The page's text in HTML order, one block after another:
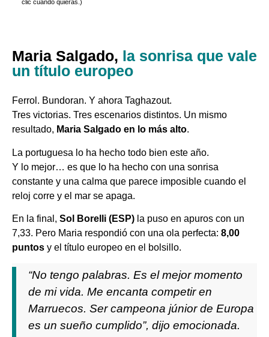
clic cuando quieras.)
Maria Salgado, la sonrisa que vale
un título europeo
Ferrol. Bundoran. Y ahora Taghazout.
Tres victorias. Tres escenarios distintos. Un mismo
resultado, Maria Salgado en lo más alto.
La portuguesa lo ha hecho todo bien este año.
Y lo mejor… es que lo ha hecho con una sonrisa
constante y una calma que parece imposible cuando el
reloj corre y el mar se apaga.
En la final, Sol Borelli (ESP) la puso en apuros con un
7,33. Pero Maria respondió con una ola perfecta: 8,00
puntos y el título europeo en el bolsillo.
“No tengo palabras. Es el mejor momento
de mi vida. Me encanta competir en
Marruecos. Ser campeona júnior de Europa
es un sueño cumplido”, dijo emocionada.